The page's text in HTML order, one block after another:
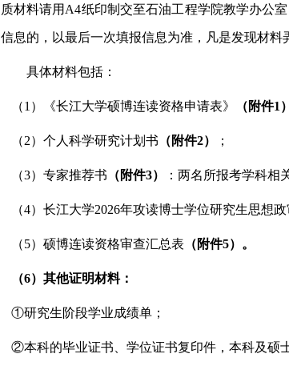
质材料请用 A4纸印制交至石油工程学院教学办公室
信息的，以最后一次填报信息为准，凡是发现材料
具体材料包括：
（1）《长江大学硕博连读资格申请表》 （附件1）
（2）个人科学研究计划书 （附件2） ；
（3）专家推荐书 （附件3） ： 两名所报考学科相
（4）长江大学2026年攻读博士学位研究生思想政
（5）硕博连读资格审查汇总表 （附件5） 。
（6）其他证明材料：
①研究生阶段学业成绩单；
②本科的毕业证书、学位证书复印件，本科及硕